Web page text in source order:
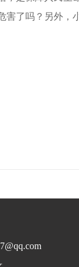
害了吗？另外，